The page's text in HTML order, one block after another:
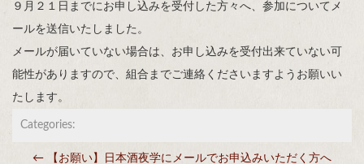
９月２１日までにお申し込みを受付した方々へ、参加についてメ
ールを送信いたしました。
メールが届いていない場合は、お申し込みを受付出来ていない可
能性がありますので、組合までご連絡くださいますようお願いい
たします。
Categories:
← 【お願い】日本酒夜学にメールでお申込みいただく方へ